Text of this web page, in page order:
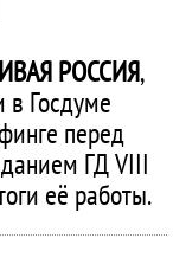
РОССИЯ,
в Госдуме
перед
ГД VIII
её работы.